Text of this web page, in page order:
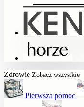
Zdrowie Zobacz wszystkie
Pierwsza pomoc